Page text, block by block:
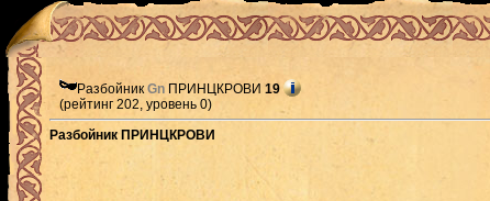
РазбойникGn ПРИНЦКРОВИ 19
(рейтинг 202, уровень 0)
Разбойник ПРИНЦКРОВИ